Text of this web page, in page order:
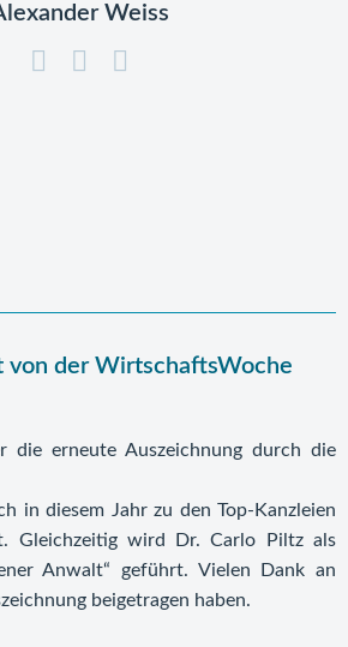
Weiss
von der WirtschaftsWoche
die erneute Auszeichnung durch die
in diesem Jahr zu den Top-Kanzleien
Gleichzeitig wird Dr. Carlo Piltz als
Anwalt“ geführt. Vielen Dank an
beigetragen haben.